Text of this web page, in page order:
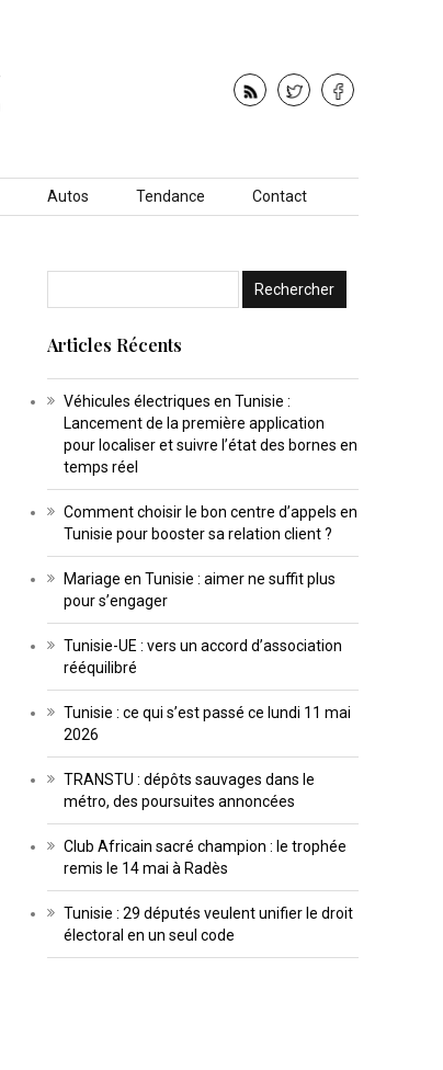
Autos Tendance Contact
Articles Récents
Véhicules électriques en Tunisie :
Lancement de la première application
pour localiser et suivre l’état des bornes en
temps réel
Comment choisir le bon centre d’appels en
Tunisie pour booster sa relation client ?
Mariage en Tunisie : aimer ne suffit plus
pour s’engager
Tunisie-UE : vers un accord d’association
rééquilibré
Tunisie : ce qui s’est passé ce lundi 11 mai
2026
TRANSTU : dépôts sauvages dans le
métro, des poursuites annoncées
Club Africain sacré champion : le trophée
remis le 14 mai à Radès
Tunisie : 29 députés veulent unifier le droit
électoral en un seul code